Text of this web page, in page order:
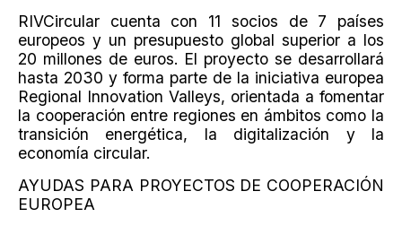
RIVCircular cuenta con 11 socios de 7 países
europeos y un presupuesto global superior a los
20 millones de euros. El proyecto se desarrollará
hasta 2030 y forma parte de la iniciativa europea
Regional Innovation Valleys, orientada a fomentar
la cooperación entre regiones en ámbitos como la
transición energética, la digitalización y la
economía circular.
AYUDAS PARA PROYECTOS DE COOPERACIÓN
EUROPEA